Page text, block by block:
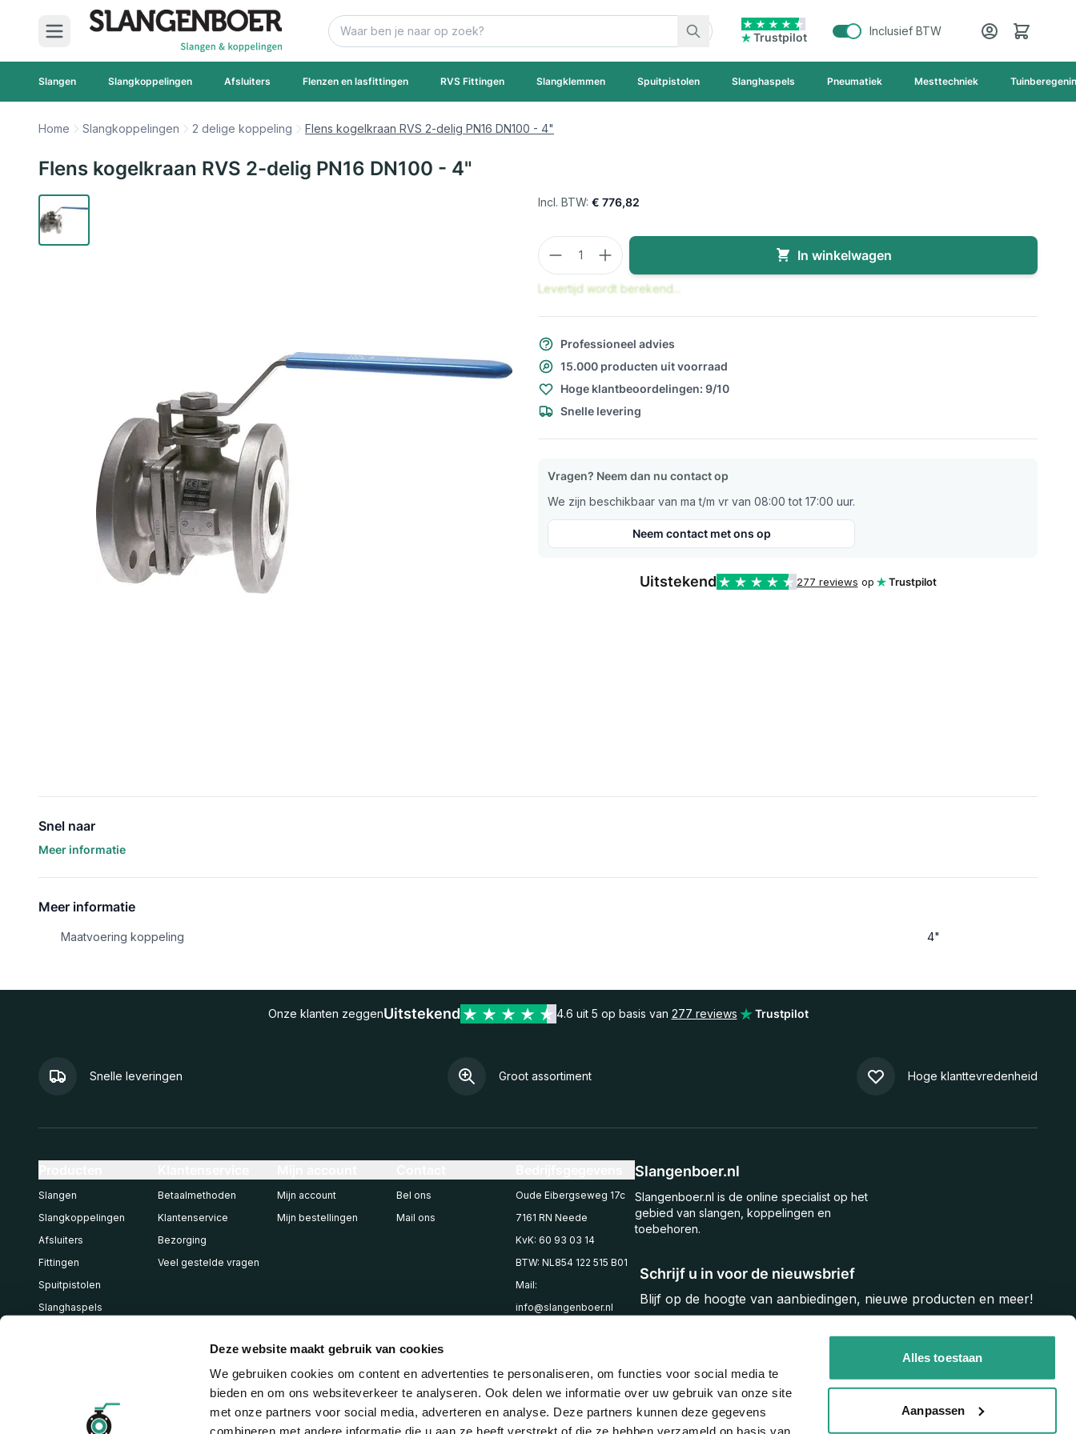
Deze website maakt gebruik van cookies
We gebruiken cookies om content en advertenties te personaliseren, om functies voor social media te
bieden en om ons websiteverkeer te analyseren. Ook delen we informatie over uw gebruik van onze site
met onze partners voor social media, adverteren en analyse. Deze partners kunnen deze gegevens
combineren met andere informatie die u aan ze heeft verstrekt of die ze hebben verzameld op basis van
Alles toestaan
Aanpassen
Ga naar de inhoud
Zoek
Trustpilot
Inclusief BTW Cart
Slangen Slangkoppelingen Afsluiters Flenzen en lasfittingen RVS Fittingen Slangklemmen Spuitpistolen Slanghaspels Pneumatiek Mesttechniek
Home Slangkoppelingen 2 delige koppeling Flens kogelkraan RVS 2-delig PN16 DN100 - 4"
Flens kogelkraan RVS 2-delig PN16 DN100 - 4"
€ 776,82
Aantal
In winkelwagen
Levertijd wordt berekend...
Professioneel advies
15.000 producten uit voorraad
Hoge klantbeoordelingen: 9/10
Snelle levering
Vragen? Neem dan nu contact op
We zijn beschikbaar van ma t/m vr van 08:00 tot 17:00 uur.
Neem contact met ons op
Uitstekend 277 reviews op Trustpilot
Snel naar
Meer informatie
Meer informatie
Maatvoering koppeling 4"
Onze klanten zeggenUitstekend 4.6 uit 5 op basis van 277 reviews Trustpilot
Snelle leveringen Groot assortiment Hoge klanttevredenheid
Schrijf u in voor de nieuwsbrief
Blijf op de hoogte van aanbiedingen, nieuwe producten en meer!
Slangenboer.nl
Slangenboer.nl is de online specialist op het
gebied van slangen, koppelingen en
toebehoren.
Slangen
Slangkoppelingen
Afsluiters
Fittingen
Spuitpistolen
Slanghaspels
Betaalmethoden
Klantenservice
Bezorging
Veel gestelde vragen
Mijn account
Mijn bestellingen
Bel ons
Mail ons
Oude Eibergseweg 17c
7161 RN Neede
KvK: 60 93 03 14
BTW: NL854 122 515 B01
Mail:
info@slangenboer.nl